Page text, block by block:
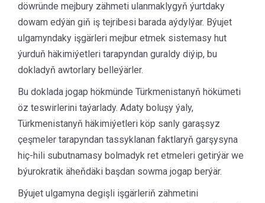
döwründe mejbury zähmeti ulanmaklygyň ýurtdaky
dowam edýän giň iş tejribesi barada aýdylýar. Býujet
ulgamyndaky işgärleri mejbur etmek sistemasy hut
ýurduň häkimiýetleri tarapyndan guraldy diýip, bu
dokladyň awtorlary belleýärler.
Bu doklada jogap hökmünde Türkmenistanyň hökümeti
öz teswirlerini taýarlady. Adaty boluşy ýaly,
Türkmenistanyň häkimiýetleri köp sanly garaşsyz
çeşmeler tarapyndan tassyklanan faktlaryň garşysyna
hiç-hili subutnamasy bolmadyk ret etmeleri getirýär we
býurokratik äheňdäki başdan sowma jogap berýär.
Býujet ulgamyna degişli işgärleriň zähmetini